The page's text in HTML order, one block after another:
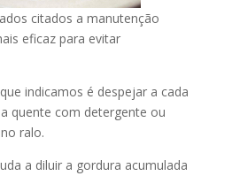
citados a manutenção
eficaz para evitar
indicamos é despejar a cada
quente com detergente ou
ralo.
a diluir a gordura acumulada